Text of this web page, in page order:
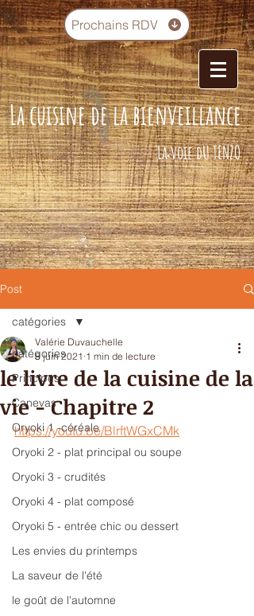
Prochains RDV
La cuisine de la bienveillance
La voie dU TENZO
Post
catégories
Principes
Canevas
Oryoki 1 -céréale
Oryoki 2 - plat principal ou soupe
Oryoki 3 - crudités
Oryoki 4 - plat composé
Oryoki 5 - entrée chic ou dessert
Les envies du printemps
La saveur de l'été
le goût de l'automne
catégories
le livre de la cuisine de la
vie - Chapitre 2
Valérie Duvauchelle
8 juin 2021 1 min de lecture
https://youtu.be/BlrftWGxCMk